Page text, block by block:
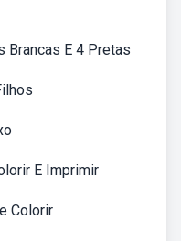
Brancas E 4 Pretas
E Imprimir
Colorir